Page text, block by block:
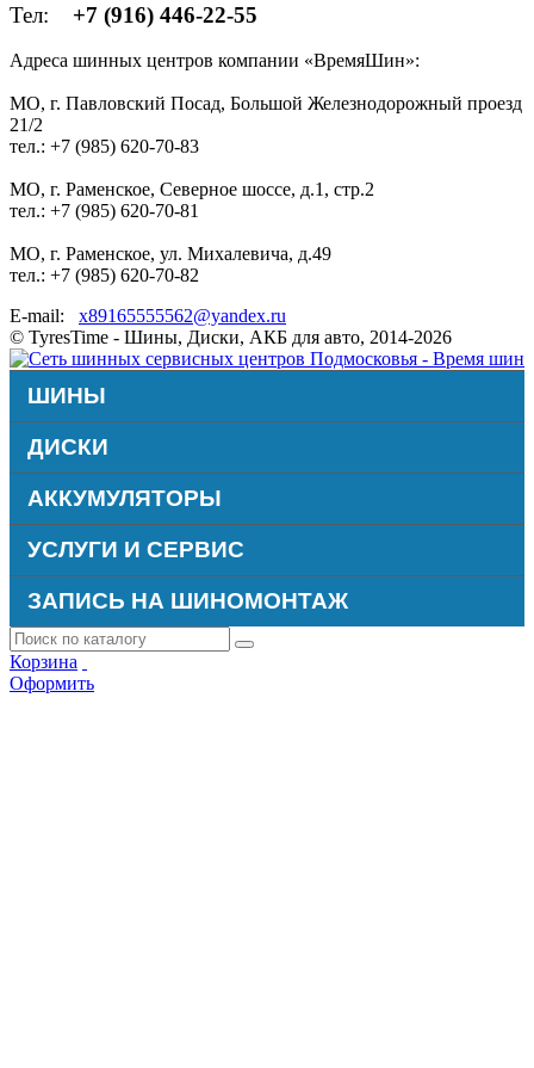
Тел: +7 (916) 446-22-55
Адреса шинных центров компании «ВремяШин»:
МО, г. Павловский Посад, Большой Железнодорожный проезд
21/2
тел.: +7 (985) 620-70-83
МО, г. Раменское, Северное шоссе, д.1, стр.2
тел.: +7 (985) 620-70-81
МО, г. Раменское, ул. Михалевича, д.49
тел.: +7 (985) 620-70-82
E-mail: x89165555562@yandex.ru
© TyresTime - Шины, Диски, АКБ для авто, 2014-2026
ШИНЫ
ДИСКИ
АККУМУЛЯТОРЫ
УСЛУГИ И СЕРВИС
ЗАПИСЬ НА ШИНОМОНТАЖ
Корзина
Оформить